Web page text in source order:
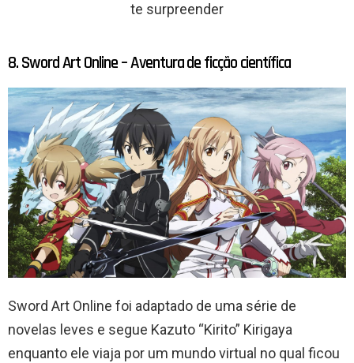
te surpreender
8. Sword Art Online – Aventura de ficção científica
Sword Art Online foi adaptado de uma série de
novelas leves e segue Kazuto “Kirito” Kirigaya
enquanto ele viaja por um mundo virtual no qual ficou